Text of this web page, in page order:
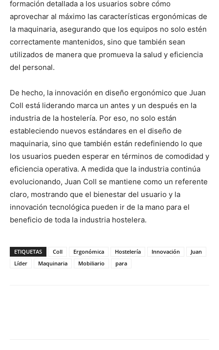
formación detallada a los usuarios sobre cómo
aprovechar al máximo las características ergonómicas de
la maquinaria, asegurando que los equipos no solo estén
correctamente mantenidos, sino que también sean
utilizados de manera que promueva la salud y eficiencia
del personal.
De hecho, la innovación en diseño ergonómico que Juan
Coll está liderando marca un antes y un después en la
industria de la hostelería. Por eso, no solo están
estableciendo nuevos estándares en el diseño de
maquinaria, sino que también están redefiniendo lo que
los usuarios pueden esperar en términos de comodidad y
eficiencia operativa. A medida que la industria continúa
evolucionando, Juan Coll se mantiene como un referente
claro, mostrando que el bienestar del usuario y la
innovación tecnológica pueden ir de la mano para el
beneficio de toda la industria hostelera.
ETIQUETAS Coll Ergonómica Hostelería Innovación
Juan
Líder
Maquinaria Mobiliario para